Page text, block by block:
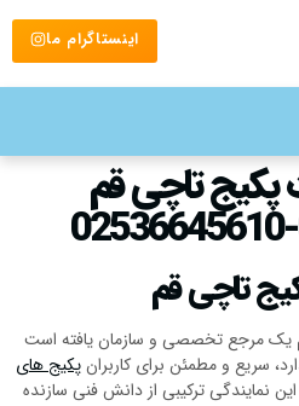
اینستاگرام ما
پکیج تاچی قم
تاچی قم
یک مرجع تخصصی و سازمان یافته است
سریع و مطمئن برای کاربرانپکیج های
نمایندگی ترکیبی از دانش فنی سازنده